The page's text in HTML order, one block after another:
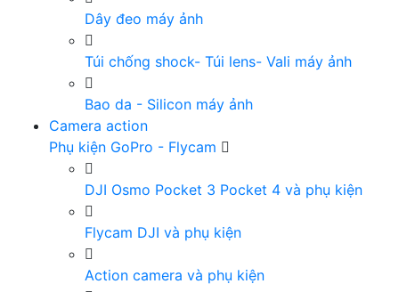
Dây đeo máy ảnh
Túi chống shock- Túi lens- Vali máy ảnh
Bao da - Silicon máy ảnh
Camera action
Phụ kiện GoPro - Flycam
DJI Osmo Pocket 3 Pocket 4 và phụ kiện
Flycam DJI và phụ kiện
Action camera và phụ kiện